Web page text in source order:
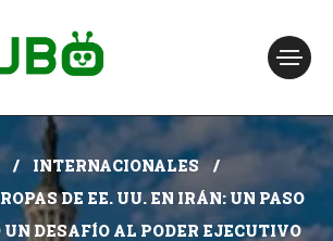
INTERNACIONALES
DE EE. UU. EN IRÁN: UN PASO
DESAFÍO AL PODER EJECUTIVO